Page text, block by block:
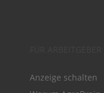
Anzeige schalten